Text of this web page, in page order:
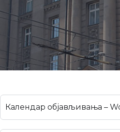
Календар објављивања –